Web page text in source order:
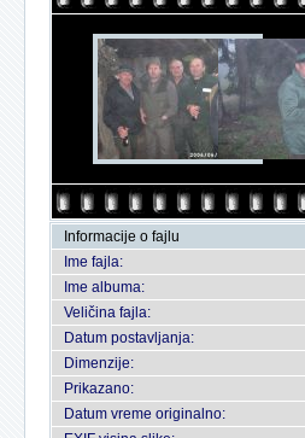
Informacije o fajlu
Ime fajla:
Ime albuma:
Veličina fajla:
Datum postavljanja:
Dimenzije:
Prikazano:
Datum vreme originalno: